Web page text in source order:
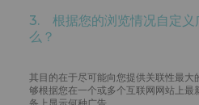
3. 根据您的浏览情况自定义
么？
其目的在于尽可能向您提供关联性最
够根据您在一个或多个互联网网站上最